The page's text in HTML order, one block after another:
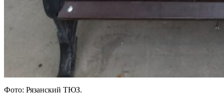
Фото: Рязанский ТЮЗ.